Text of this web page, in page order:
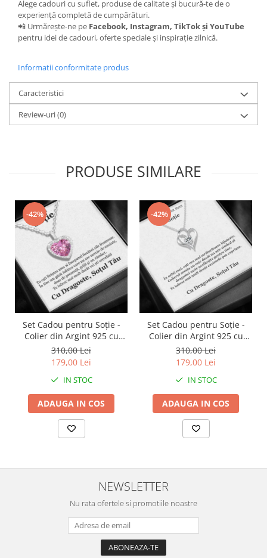
Alege cadouri cu suflet, produse de calitate și bucură-te de o
experiență completă de cumpărături.
📲 Urmărește-ne pe Facebook, Instagram, TikTok și YouTube
pentru idei de cadouri, oferte speciale și inspirație zilnică.
Informatii conformitate produs
Caracteristici
Review-uri(0)
PRODUSE SIMILARE
-42%
Set Cadou pentru Soție -
Colier din Argint 925 cu
Pandantiv Perla Roz, placat
cu rodiu, în Cutie Elegantă
cu Mesaj Emoționant
310,00 Lei
179,00 Lei
IN STOC
ADAUGA IN COS
-42%
Set Cadou pentru Soție -
Colier din Argint 925 cu
Pandantiv Inima Eternă,
placat cu rodiu, în Cutie
Elegantă cu Mesaj
Personalizat
310,00 Lei
179,00 Lei
IN STOC
ADAUGA IN COS
NEWSLETTER
Nu rata ofertele si promotiile noastre